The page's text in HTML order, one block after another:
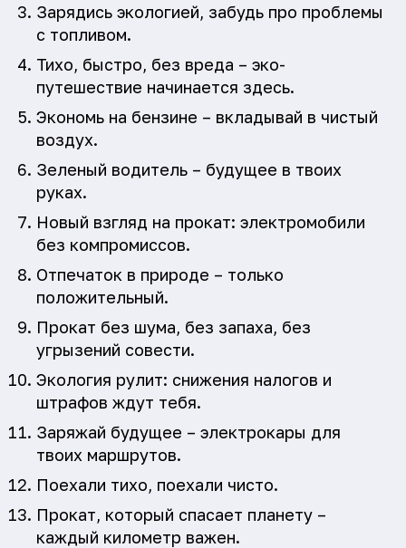
Зарядись экологией, забудь про проблемы
с топливом.
Тихо, быстро, без вреда – эко-
путешествие начинается здесь.
Экономь на бензине – вкладывай в чистый
воздух.
Зеленый водитель – будущее в твоих
руках.
Новый взгляд на прокат: электромобили
без компромиссов.
Отпечаток в природе – только
положительный.
Прокат без шума, без запаха, без
угрызений совести.
Экология рулит: снижения налогов и
штрафов ждут тебя.
Заряжай будущее – электрокары для
твоих маршрутов.
Поехали тихо, поехали чисто.
Прокат, который спасает планету –
каждый километр важен.